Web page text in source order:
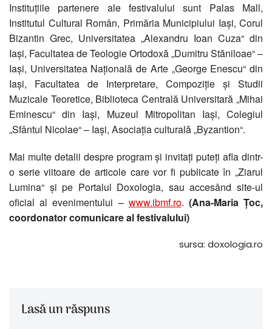
Instituţiile partenere ale festivalului sunt Palas Mall,
Institutul Cultural Român, Primăria Municipiului Iaşi, Corul
Bizantin Grec, Universitatea „Alexandru Ioan Cuza“ din
Iaşi, Facultatea de Teologie Ortodoxă „Dumitru Stăniloae“ –
Iaşi, Universitatea Naţională de Arte „George Enescu“ din
Iaşi, Facultatea de Interpretare, Compoziţie şi Studii
Muzicale Teoretice, Biblioteca Centrală Universitară „Mihai
Eminescu“ din Iaşi, Muzeul Mitropolitan Iaşi, Colegiul
„Sfântul Nicolae“ – Iaşi, Asociaţia culturală „Byzantion“.
Mai multe detalii despre program şi invitaţi puteţi afla dintr-
o serie viitoare de articole care vor fi publicate în „Ziarul
Lumina“ şi pe Portalul Doxologia, sau accesând site-ul
oficial al evenimentului – www.ibmf.ro. (Ana-Maria Ţoc,
coordonator comunicare al festivalului)
sursa: doxologia.ro
Lasă un răspuns